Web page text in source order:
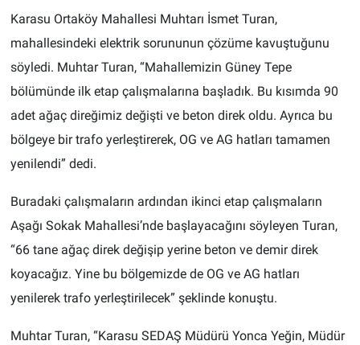
Karasu Ortaköy Mahallesi Muhtarı İsmet Turan,
mahallesindeki elektrik sorununun çözüme kavuştuğunu
söyledi. Muhtar Turan, “Mahallemizin Güney Tepe
bölümünde ilk etap çalışmalarına başladık. Bu kısımda 90
adet ağaç direğimiz değişti ve beton direk oldu. Ayrıca bu
bölgeye bir trafo yerleştirerek, OG ve AG hatları tamamen
yenilendi” dedi.
Buradaki çalışmaların ardından ikinci etap çalışmaların
Aşağı Sokak Mahallesi’nde başlayacağını söyleyen Turan,
“66 tane ağaç direk değişip yerine beton ve demir direk
koyacağız. Yine bu bölgemizde de OG ve AG hatları
yenilerek trafo yerleştirilecek” şeklinde konuştu.
Muhtar Turan, “Karasu SEDAŞ Müdürü Yonca Yeğin, Müdür